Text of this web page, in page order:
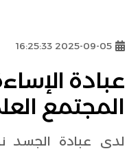
2025-09-05 16:25:33
عبادة
المجتمع
لدى عبادة الجسد